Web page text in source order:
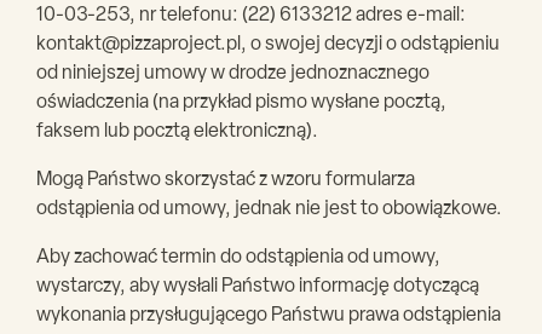
10-03-253, nr telefonu: (22) 6133212 adres e-mail:
kontakt@pizzaproject.pl , o swojej decyzji o odstąpieniu
od niniejszej umowy w drodze jednoznacznego
oświadczenia (na przykład pismo wysłane pocztą,
faksem lub pocztą elektroniczną).
Mogą Państwo skorzystać z wzoru formularza
odstąpienia od umowy, jednak nie jest to obowiązkowe.
Aby zachować termin do odstąpienia od umowy,
wystarczy, aby wysłali Państwo informację dotyczącą
wykonania przysługującego Państwu prawa odstąpienia